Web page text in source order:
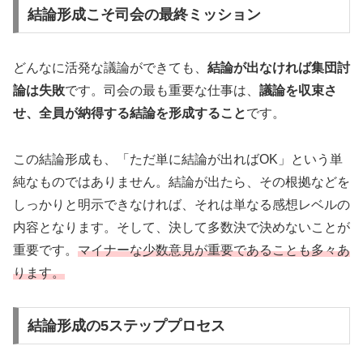
結論形成こそ司会の最終ミッション
どんなに活発な議論ができても、 結論が出なければ集団討
論は失敗です。司会の最も重要な仕事は、 議論を収束さ
せ、全員が納得する結論を形成することです。
この結論形成も、「ただ単に結論が出ればOK」という単
純なものではありません。結論が出たら、その根拠などを
しっかりと明示できなければ、それは単なる感想レベルの
内容となります。そして、決して多数決で決めないことが
重要です。 マイナーな少数意見が重要であることも多々あ
ります。
結論形成の5ステッププロセス